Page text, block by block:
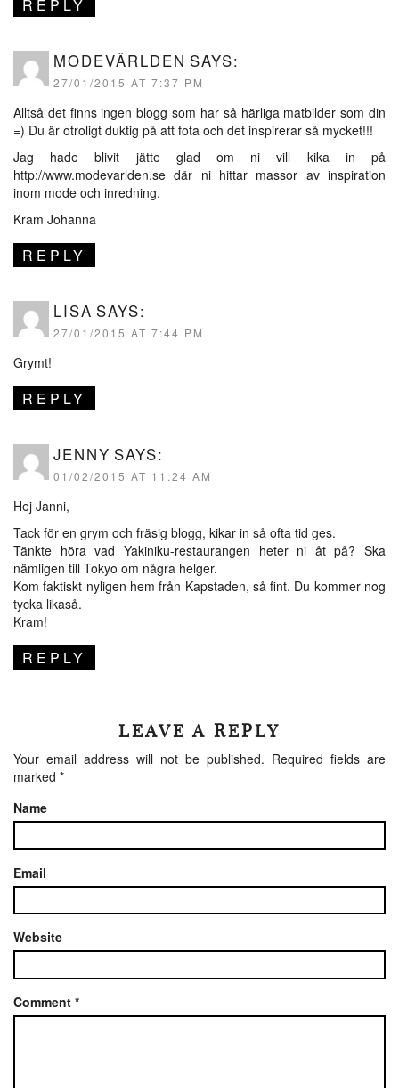
REPLY
MODEVÄRLDEN SAYS:
27/01/2015 AT 7:37 PM
Alltså det finns ingen blogg som har så härliga matbilder som din
=) Du är otroligt duktig på att fota och det inspirerar så mycket!!!
Jag hade blivit jätte glad om ni vill kika in på
http://www.modevarlden.se där ni hittar massor av inspiration
inom mode och inredning.
Kram Johanna
REPLY
LISA SAYS:
27/01/2015 AT 7:44 PM
Grymt!
REPLY
JENNY SAYS:
01/02/2015 AT 11:24 AM
Hej Janni,
Tack för en grym och fräsig blogg, kikar in så ofta tid ges.
Tänkte höra vad Yakiniku-restaurangen heter ni åt på? Ska
nämligen till Tokyo om några helger.
Kom faktiskt nyligen hem från Kapstaden, så fint. Du kommer nog
tycka likaså.
Kram!
REPLY
LEAVE A REPLY
Your email address will not be published. Required fields are
marked *
Name
Email
Website
Comment *